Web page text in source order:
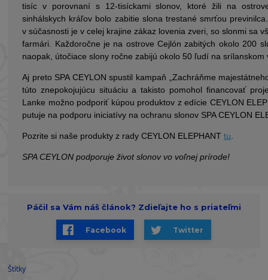
tisíc v porovnaní s 12-tisíckami slonov, ktoré žili na
sinhálskych kráľov bolo zabitie slona trestané smrťou
v súčasnosti je v celej krajine zákaz lovenia zveri, so slonmi sa
farmári. Každoročne je na ostrove Cejlón zabitých okolo 200
naopak, útočiace slony ročne zabijú okolo 50 ľudí na srílanskom
Aj preto SPA CEYLON spustil kampaň „Zachráňme
túto znepokojujúcu situáciu a takisto pomohol financovať
Lanke možno podporiť kúpou produktov z edície CEYLON
putuje na podporu iniciatívy na ochranu slonov SPA CEYLON
Pozrite si naše produkty z rady CEYLON ELEPHANTtu
SPA CEYLON podporuje život slonov vo voľnej prírode!
Páčil sa Vám náš článok? Zdieľajte ho s priateľmi
Facebook Twitter
Štítky